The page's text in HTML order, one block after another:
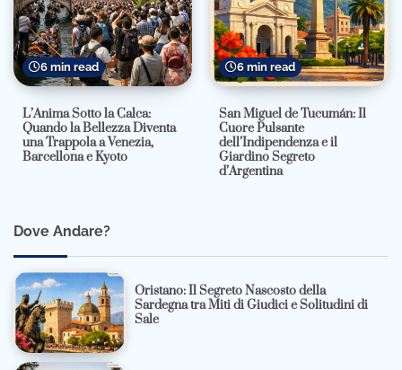
6 min read
L’Anima Sotto la Calca:
Quando la Bellezza Diventa
una Trappola a Venezia,
Barcellona e Kyoto
6 min read
San Miguel de Tucumán: Il
Cuore Pulsante
dell’Indipendenza e il
Giardino Segreto
d’Argentina
Dove Andare?
Oristano: Il Segreto Nascosto della
Sardegna tra Miti di Giudici e Solitudini di
Sale